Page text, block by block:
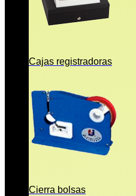
Cajas registradoras
Cierra bolsas